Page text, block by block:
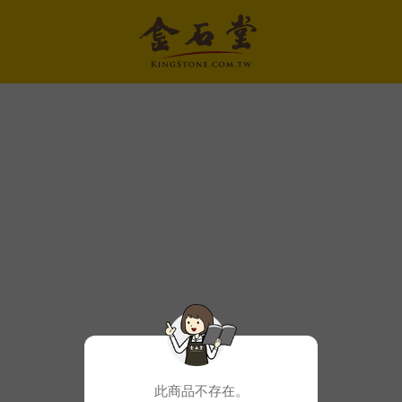
此商品不存在。